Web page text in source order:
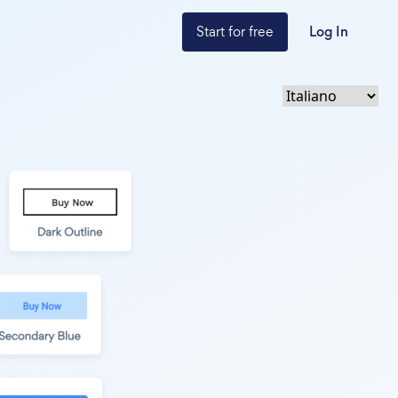
Start for free Log In